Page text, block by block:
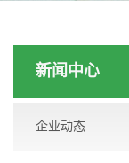
新闻中心
企业动态